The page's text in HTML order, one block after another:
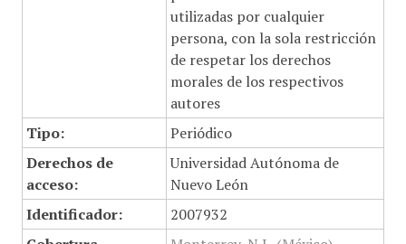
utilizadas por cualquier
persona, con la sola restricción
de respetar los derechos
morales de los respectivos
autores
Tipo:
Periódico
Derechos de
acceso:
Universidad Autónoma de
Nuevo León
Identificador:
2007932